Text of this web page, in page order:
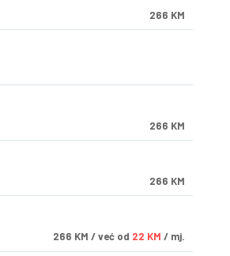
266 KM
266 KM
266 KM
266 KM / već od 22 KM / mj.